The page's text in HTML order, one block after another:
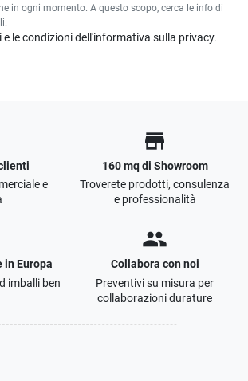
in ogni momento. A questo scopo, cerca le info di
le condizioni dell'informativa sulla privacy.
e
store
160 mq di Showroom
Troverete prodotti, consulenza
e professionalità
in Europa
imballi ben
people
Collabora con noi
Preventivi su misura per
collaborazioni durature